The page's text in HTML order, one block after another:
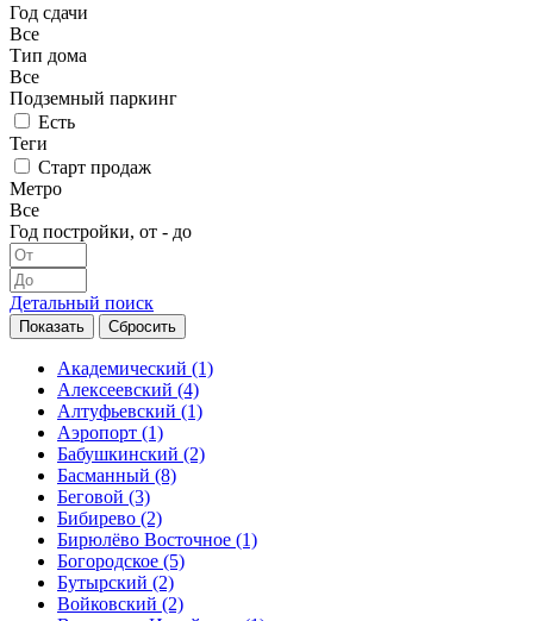
Год сдачи
Все
Тип дома
Все
Подземный паркинг
Есть
Теги
Старт продаж
Метро
Все
Год постройки, от - до
Детальный поиск
Академический (1)
Алексеевский (4)
Алтуфьевский (1)
Аэропорт (1)
Бабушкинский (2)
Басманный (8)
Беговой (3)
Бибирево (2)
Бирюлёво Восточное (1)
Богородское (5)
Бутырский (2)
Войковский (2)